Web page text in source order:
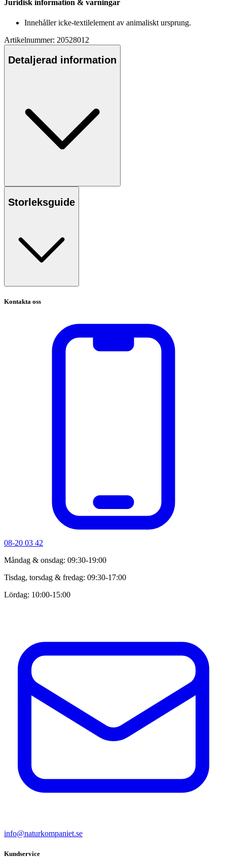
Juridisk information & varningar
Innehåller icke-textilelement av animaliskt ursprung.
Artikelnummer: 20528012
Detaljerad information
Storleksguide
Kontakta oss
08-20 03 42
Måndag & onsdag: 09:30-19:00
Tisdag, torsdag & fredag: 09:30-17:00
Lördag: 10:00-15:00
info@naturkompaniet.se
Kundservice